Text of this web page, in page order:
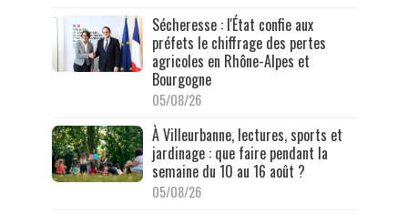
Sécheresse : l'État confie aux
préfets le chiffrage des pertes
agricoles en Rhône-Alpes et
Bourgogne
05/08/26
À Villeurbanne, lectures, sports et
jardinage : que faire pendant la
semaine du 10 au 16 août ?
05/08/26